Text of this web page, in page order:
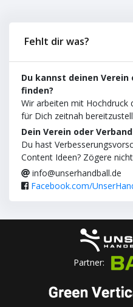
Fehlt dir was?
Du kannst deinen
finden?
Wir arbeiten mit Hochdruck
für Dich zeitnah
Dein Verein oder
Du hast
Content Ideen? Zögere
info@unserhandball.de
Facebook.com/
Partner: